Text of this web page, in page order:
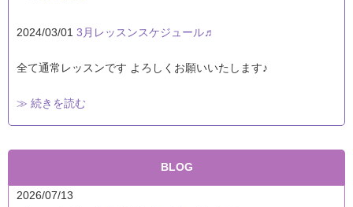
2024/03/01 3月レッスンスケジュール♬
全て通常レッスンです よろしくお願いいたします♪
≫ 続きを読む
BLOG
2026/07/13